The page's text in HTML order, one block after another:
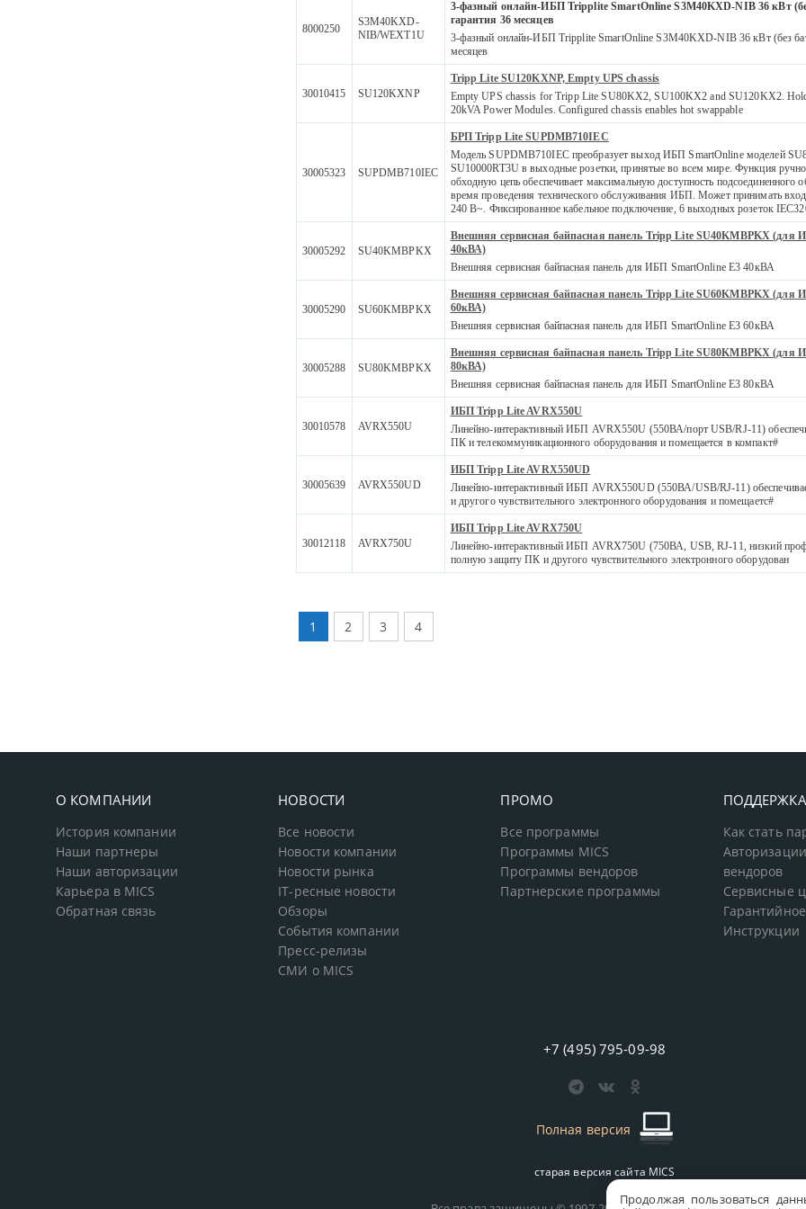
Продолжая пользоваться
8000250
S3M40KXD-
NIB/WEXT1U
3-фазный онлайн-ИБП Tripplite SmartOnline S3M40KXD-NIB 36 кВт
гарантия 36 месяцев
3-фазный онлайн-ИБП Tripplite SmartOnline S3M40KXD-NIB 36 кВт (без
месяцев
30010415 SU120KXNP
Tripp Lite SU120KXNP, Empty UPS chassis
Empty UPS chassis for Tripp Lite SU80KX2, SU100KX2 and SU120KX2.
20kVA Power Modules. Configured chassis enables hot swappable
30005323 SUPDMB710IEC
БРП Tripp Lite SUPDMB710IEC
Модель SUPDMB710IEC преобразует выход ИБП SmartOnline моделей
SU10000RT3U в выходные розетки, принятые во всем мире. Функция
обходную цепь обеспечивает максимальную доступность подсоединенного
время проведения технического обслуживания ИБП. Может принимать
240 В~. Фиксированное кабельное подключение, 6 выходных розеток
30005292 SU40KMBPKX
Внешняя сервисная байпасная панель Tripp Lite SU40KMBPKX (для
40кВА)
Внешняя сервисная байпасная панель для ИБП SmartOnline E3 40кВА
30005290 SU60KMBPKX
Внешняя сервисная байпасная панель Tripp Lite SU60KMBPKX (для
60кВА)
Внешняя сервисная байпасная панель для ИБП SmartOnline E3 60кВА
30005288 SU80KMBPKX
Внешняя сервисная байпасная панель Tripp Lite SU80KMBPKX (для
80кВА)
Внешняя сервисная байпасная панель для ИБП SmartOnline E3 80кВА
30010578 AVRX550U
ИБП Tripp Lite AVRX550U
Линейно-интерактивный ИБП AVRX550U (550ВА/порт USB/RJ-11)
ПК и телекоммуникационного оборудования и помещается в компакт#
30005639 AVRX550UD
ИБП Tripp Lite AVRX550UD
Линейно-интерактивный ИБП AVRX550UD (550ВА/USB/RJ-11)
и другого чувствительного электронного оборудования и помещаетс#
30012118 AVRX750U
ИБП Tripp Lite AVRX750U
Линейно-интерактивный ИБП AVRX750U (750ВА, USB, RJ-11, низкий
полную защиту ПК и другого чувствительного электронного оборудован
1 2 3 4
О КОМПАНИИ
История компании
Наши партнеры
Наши авторизации
Карьера в MICS
Обратная связь
НОВОСТИ
Все новости
Новости компании
Новости рынка
IT-ресные новости
Обзоры
События компании
Пресс-релизы
СМИ о MICS
ПРОМО
Все программы
Программы MICS
Программы вендоров
Партнерские программы
ПОДДЕРЖКА
Как стать
вендоров
Сервисные
Инструкции
+7 (495) 795-09-98
Полная версия
старая версия сайта MICS